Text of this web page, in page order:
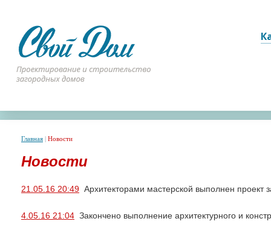
Главная | Новости
Новости
21.05.16 20:49 Архитекторами мастерской выполнен проект
4.05.16 21:04 Закончено выполнение архитектурного и